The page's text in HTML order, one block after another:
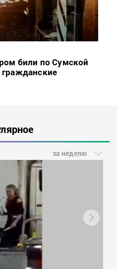
били по Сумской
за неделю